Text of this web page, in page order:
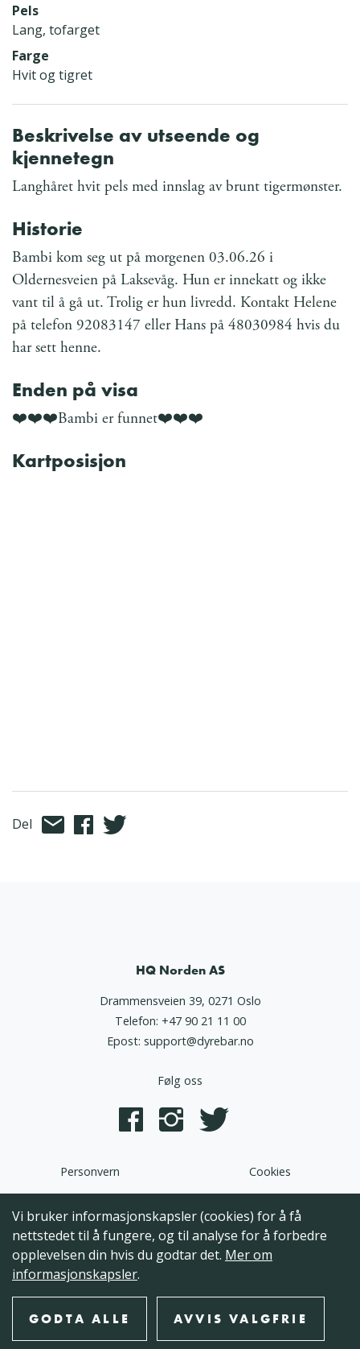
Pels
Lang, tofarget
Farge
Hvit og tigret
Beskrivelse av utseende og
kjennetegn
Langhåret hvit pels med innslag av brunt tigermønster.
Historie
Bambi kom seg ut på morgenen 03.06.26 i
Oldernesveien på Laksevåg. Hun er innekatt og ikke
vant til å gå ut. Trolig er hun livredd. Kontakt Helene
på telefon 92083147 eller Hans på 48030984 hvis du
har sett henne.
Enden på visa
❤️❤️❤️Bambi er funnet❤️❤️❤️
Kartposisjon
Del
HQ Norden AS
Drammensveien 39, 0271 Oslo
Telefon: +47 90 21 11 00
Epost: support@dyrebar.no
Følg oss
Personvern Cookies
Dyrebar.no er en del av HQ Norden AS. Programvaren,
brukergrensesnittet og alt innhold på denne hjemmesiden er
opphavsrettslig beskyttet og tilhørende HQ Norden AS. Hele
eller deler av innholdet kan ikke kopieres, reproduseres eller på
godkjennelse fra HQ Norden AS.
Vi bruker informasjonskapsler (cookies) for å få
nettstedet til å fungere, og til analyse for å forbedre
opplevelsen din hvis du godtar det. Mer om
informasjonskapsler.
GODTA ALLE AVVIS VALGFRIE